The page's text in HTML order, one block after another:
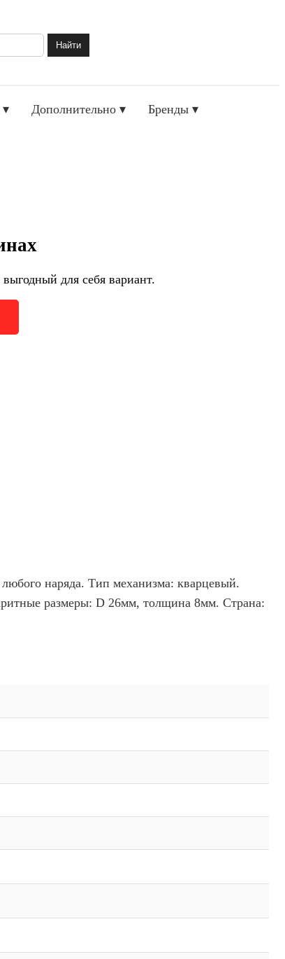
Найти
▾ Дополнительно ▾
Бренды ▾
для себя вариант.
наряда. Тип механизма: кварцевый.
размеры: D 26мм, толщина 8мм. Страна: